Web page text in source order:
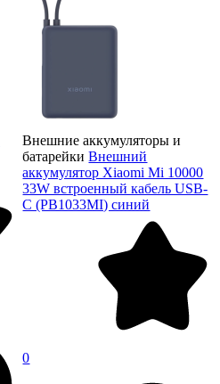
Внешние аккумуляторы и
батарейки Внешний
аккумулятор Xiaomi Mi 10000
33W встроенный кабель USB-
C (PB1033MI) синий
0